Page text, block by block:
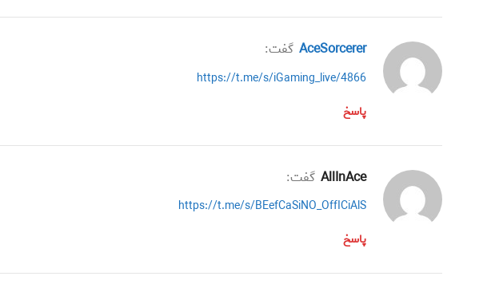
AceSorcerer گفت:
https://t.me/s/iGaming_live/4866
پاسخ
AllInAce گفت:
https://t.me/s/BEefCaSiNO_OffICiAlS
پاسخ